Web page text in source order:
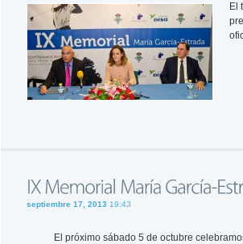
El
septiembre 17, 2013 19:43
El próximo sábado 5 de octubre